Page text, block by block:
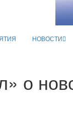
НОВОСТИ
о